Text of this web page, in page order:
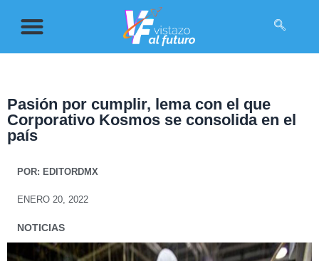
Pasión por cumplir, lema con el que
Corporativo Kosmos se consolida en el
país
POR: EDITORDMX
ENERO 20, 2022
NOTICIAS